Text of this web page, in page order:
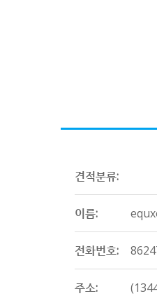
견적분류:
이름:
전화번호:
주소: